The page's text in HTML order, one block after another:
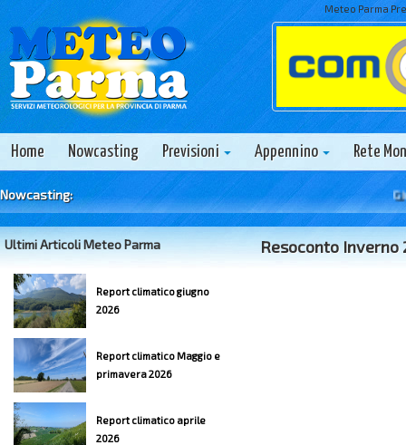
Meteo Parma
Home Nowcasting Previsioni Appennino Rete
Nowcasting:
Ultimi Articoli Meteo Parma
Report climatico giugno
2026
Report climatico Maggio e
primavera 2026
Report climatico aprile
2026
Resoconto Inverno